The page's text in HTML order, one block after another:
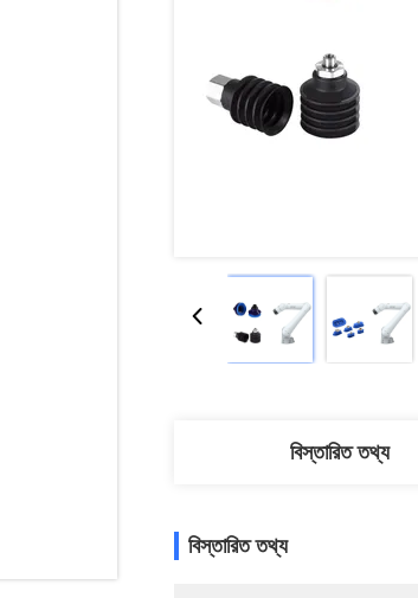
বিস্তারিত তথ্য
বিস্তারিত তথ্য